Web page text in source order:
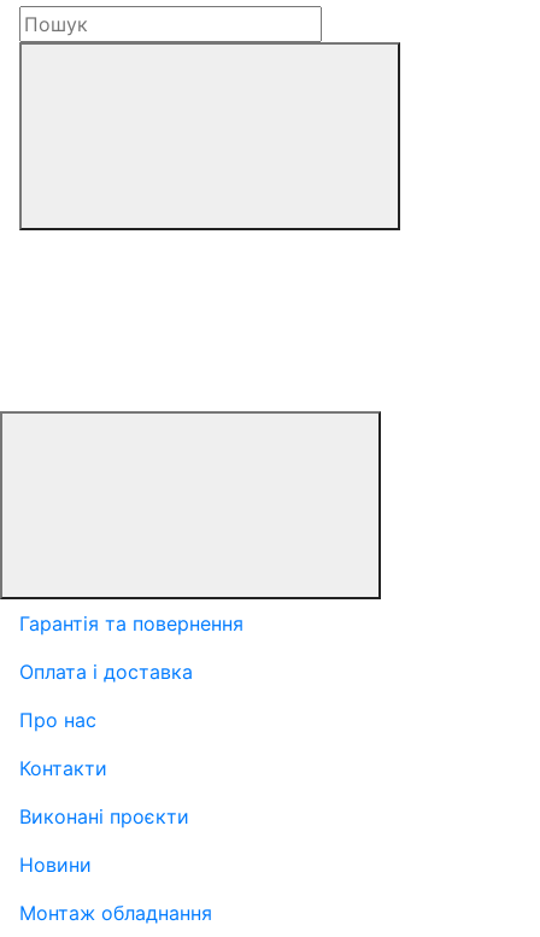
Гарантія та повернення
Оплата і доставка
Про нас
Контакти
Виконані проєкти
Новини
Монтаж обладнання